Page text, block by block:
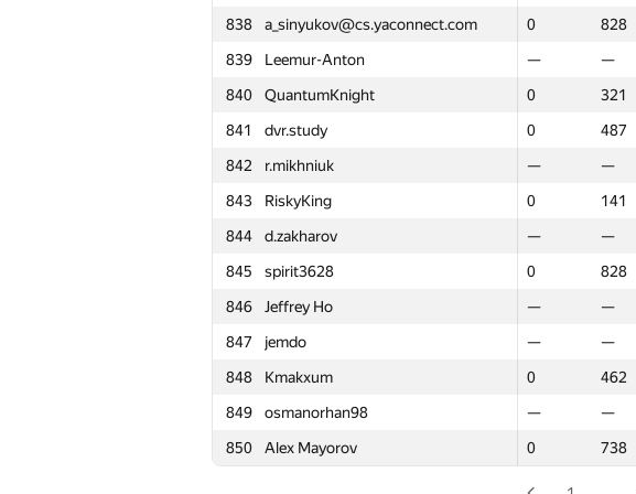
838
a_sinyukov@cs.yaconnect.com 0 828
839
Leemur-Anton — —
840
QuantumKnight 0 321
841
dvr.study 0 487
842
r.mikhniuk — —
843
RiskyKing 0 141
844
d.zakharov — —
845
spirit3628 0 828
846
Jeffrey Ho — —
847
jemdo — —
848
Kmakxum 0 462
849
osmanorhan98 — —
850
Alex Mayorov 0 738
815
dasunr 0 583
816
krivovkirill 0 187
817
Sokolov — —
818
Mr.jexembayev — —
819
PloadyFree 0 314
820
gdepyani 0 233
821
dtararukhin 0 755
822
kctung 0 97
823
atokarev82 0 494
824
mdautov2013 0 548
825
KirillovNikitaV 0 828
826
tim.serazutdinov 0 721
827
DKolodzey — —
0